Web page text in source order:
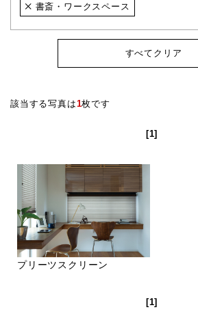
書斎・ワークスペース
すべてクリア
該当する写真は1枚です
[1]
プリーツスクリーン
[1]